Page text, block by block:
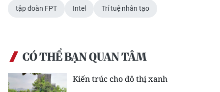
tập đoàn FPT Intel Trí tuệ nhân tạo
CÓ THỂ BẠN QUAN TÂM
Kiến trúc cho đô thị xanh